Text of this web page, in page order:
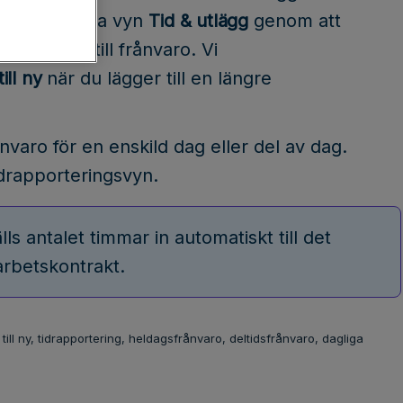
eller via vyn Tid & utlägggenom att
> Lägg till frånvaro. Vi
nynär du lägger till en längre
för en enskild dag eller del av dag.
antalet timmar in automatiskt till det
ny, tidrapportering, heldagsfrånvaro, deltidsfrånvaro, dagliga